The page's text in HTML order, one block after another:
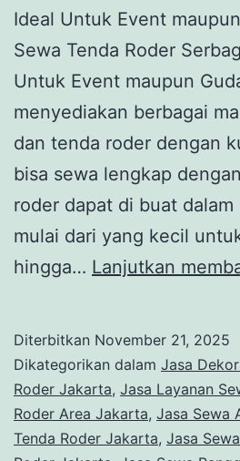
Ideal Untuk Event
Sewa Tenda Roder
Untuk Event maupun
menyediakan berbagai
dan tenda roder dengan
bisa sewa lengkap
roder dapat di buat dalam
mulai dari yang kecil
hingga… Lanjutkan
Diterbitkan November 21, 2025
Dikategorikan dalam Jasa
Roder Jakarta, Jasa Layanan
Roder Area Jakarta, Jasa Sewa
Tenda Roder Jakarta, Jasa